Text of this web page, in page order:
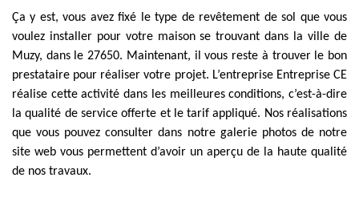
Ça y est, vous avez fixé le type de revêtement de sol que vous
voulez installer pour votre maison se trouvant dans la ville de
Muzy, dans le 27650. Maintenant, il vous reste à trouver le bon
prestataire pour réaliser votre projet. L’entreprise Entreprise CE
réalise cette activité dans les meilleures conditions, c’est-à-dire
la qualité de service offerte et le tarif appliqué. Nos réalisations
que vous pouvez consulter dans notre galerie photos de notre
site web vous permettent d’avoir un aperçu de la haute qualité
de nos travaux.